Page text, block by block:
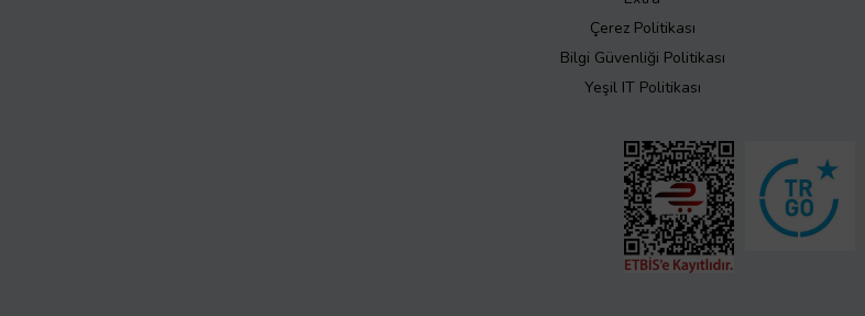
Çerez Politikası
Bilgi Güvenliği Politikası
Yeşil IT Politikası